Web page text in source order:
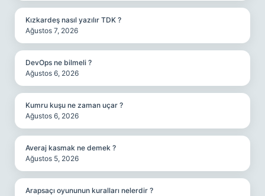
Kızkardeş nasıl yazılır TDK ?
Ağustos 7, 2026
DevOps ne bilmeli ?
Ağustos 6, 2026
Kumru kuşu ne zaman uçar ?
Ağustos 6, 2026
Averaj kasmak ne demek ?
Ağustos 5, 2026
Arapsaçı oyununun kuralları nelerdir ?